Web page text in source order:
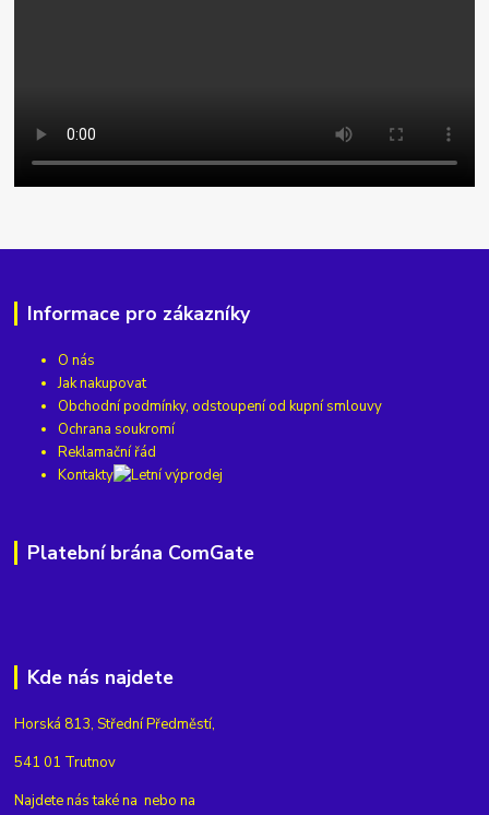
Informace pro zákazníky
O nás
Jak nakupovat
Obchodní podmínky, odstoupení od kupní smlouvy
Ochrana soukromí
Reklamační řád
Kontakty
Platební brána ComGate
Kde nás najdete
Horská 813, Střední Předměstí,
541 01 Trutnov
Najdete nás také na nebo na